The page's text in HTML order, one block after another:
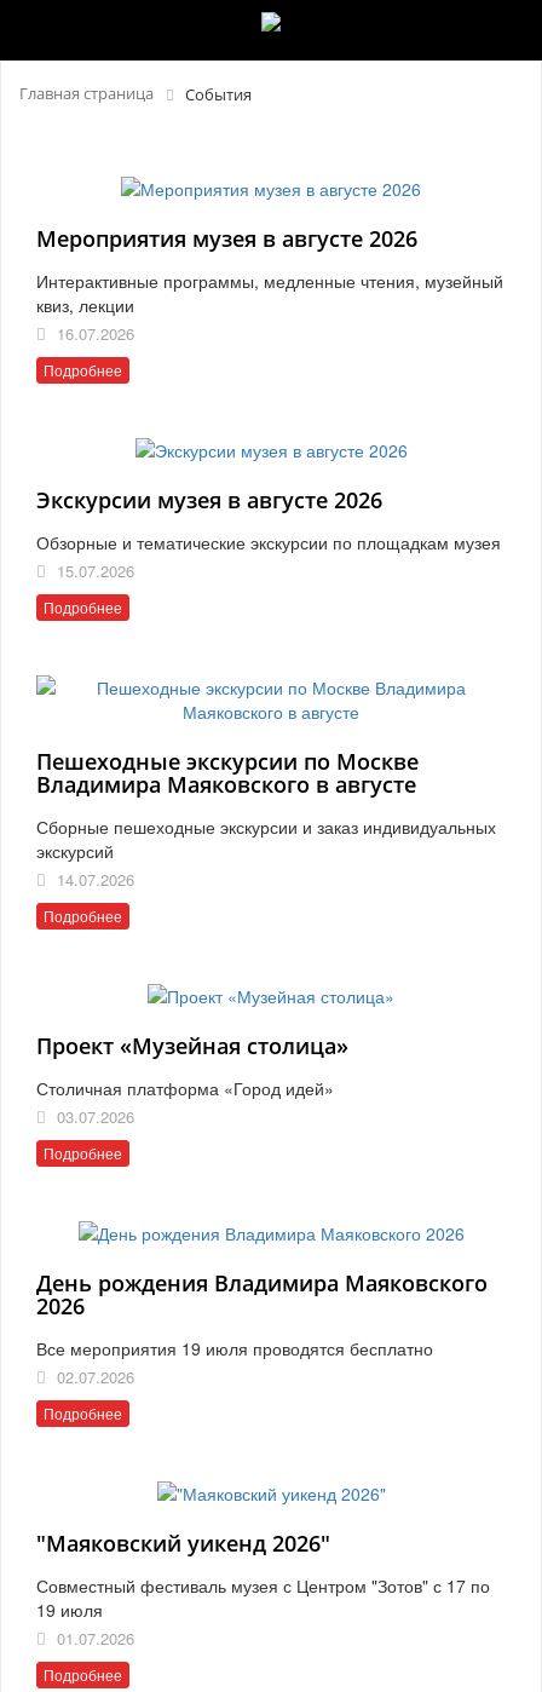
Главная страница События
Мероприятия музея в августе 2026
Интерактивные программы, медленные чтения, музейный
квиз, лекции
16.07.2026
Подробнее
Экскурсии музея в августе 2026
Обзорные и тематические экскурсии по площадкам музея
15.07.2026
Подробнее
Пешеходные экскурсии по Москве
Владимира Маяковского в августе
Сборные пешеходные экскурсии и заказ индивидуальных
экскурсий
14.07.2026
Подробнее
Проект «Музейная столица»
Столичная платформа «Город идей»
03.07.2026
Подробнее
День рождения Владимира Маяковского
2026
Все мероприятия 19 июля проводятся бесплатно
02.07.2026
Подробнее
"Маяковский уикенд 2026"
Совместный фестиваль музея с Центром "Зотов" с 17 по
19 июля
01.07.2026
Подробнее